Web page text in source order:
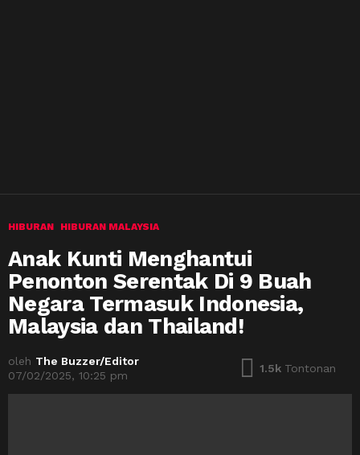
HIBURAN HIBURAN MALAYSIA
Anak Kunti Menghantui
Penonton Serentak Di 9 Buah
Negara Termasuk Indonesia,
Malaysia dan Thailand!
oleh The Buzzer/Editor
07/02/2025, 10:25 pm
1.5k Tontonan